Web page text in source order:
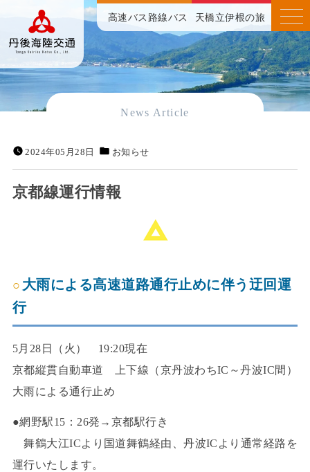
高速バス 路線バス 天橋立伊根の旅
News Article
2024年05月28日 お知らせ
京都線運行情報
大雨による高速道路通行止めに伴う迂回運
行
5月28日（火） 19:20現在
京都縦貫自動車道 上下線（京丹波わちIC～丹波IC間）
大雨による通行止め
●網野駅15：26発→京都駅行き
舞鶴大江ICより国道舞鶴経由、丹波ICより通常経路を
運行いたします。